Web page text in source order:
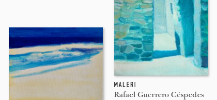
MALERI
Rafael Guerrero Céspedes